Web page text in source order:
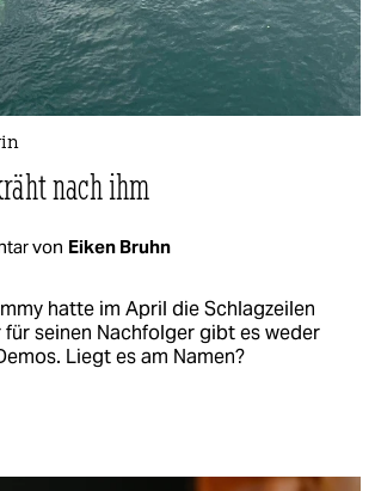
nach ihm
von Eiken Bruhn
hatte im April die Schlagzeilen
seinen Nachfolger gibt es weder
Liegt es am Namen?